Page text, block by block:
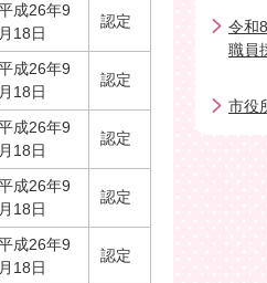
成26年9
月18日
認定
成26年9
月18日
認定
成26年9
月18日
認定
成26年9
月18日
認定
成26年9
月18日
認定
令和
職員
市役